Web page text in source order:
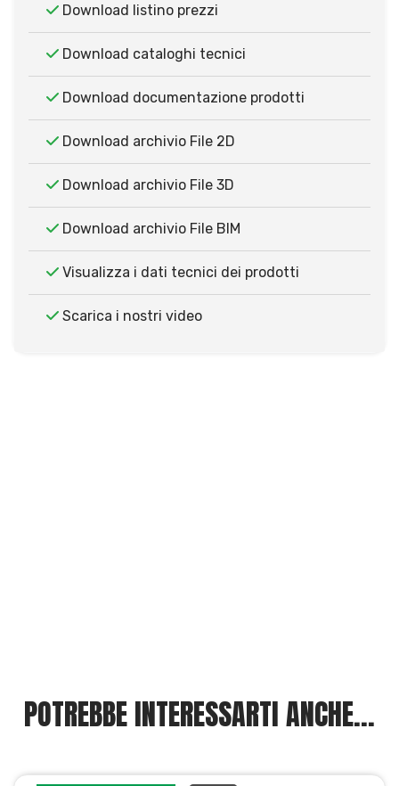
Download listino prezzi
Download cataloghi tecnici
Download documentazione prodotti
Download archivio File 2D
Download archivio File 3D
Download archivio File BIM
Visualizza i dati tecnici dei prodotti
Scarica i nostri video
POTREBBE INTERESSARTI ANCHE...